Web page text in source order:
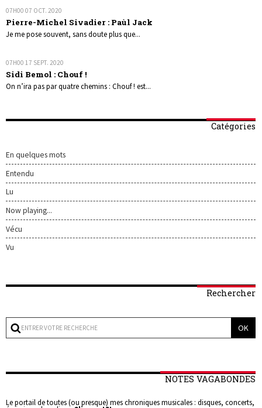
07H00 07 OCT. 2020
Pierre-Michel Sivadier : Paùl Jack
Je me pose souvent, sans doute plus que...
07H00 17 SEPT. 2020
Sidi Bemol : Chouf !
On n’ira pas par quatre chemins : Chouf ! est...
Catégories
En quelques mots
Entendu
Lu
Now playing...
Vécu
Vu
Rechercher
NOTES VAGABONDES
Le portail de toutes (ou presque) mes chroniques musicales : disques, concerts,